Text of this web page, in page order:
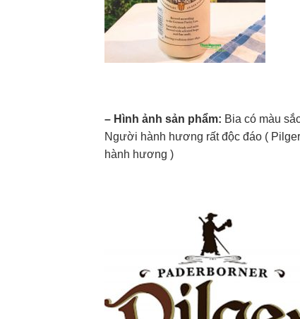
– Hình ảnh sản phẩm: Bia có màu
Người hành hương rất độc đáo (
hành hương )